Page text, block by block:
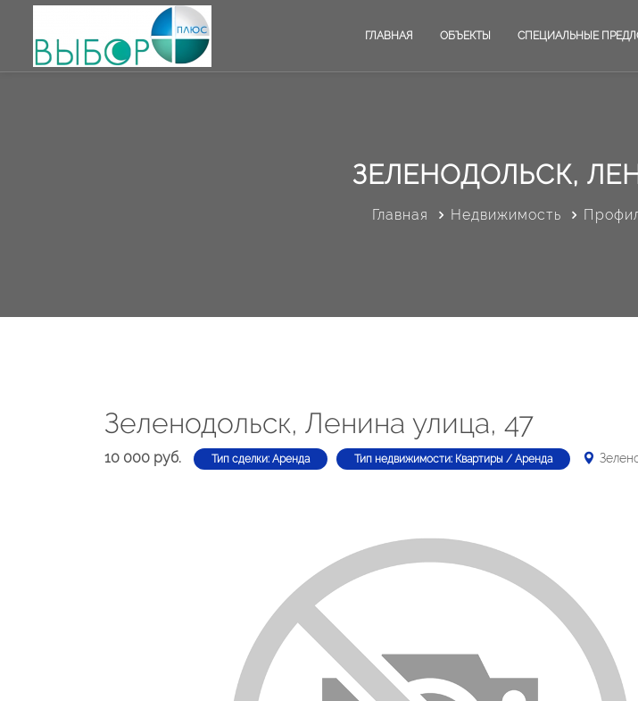
ГЛАВНАЯ ОБЪЕКТЫ СПЕЦИАЛЬНЫЕ
ЗЕЛЕНОДОЛЬСК,
Главная Недвижимость
Зеленодольск, Ленина улица, 47
10 000 руб. Тип сделки: Аренда Тип недвижимости: Квартиры / Аренда